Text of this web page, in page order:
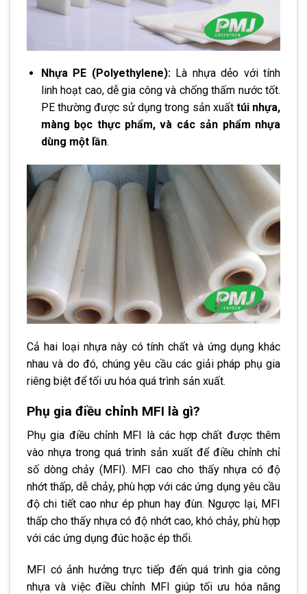
Nhựa PE (Polyethylene):Là nhựa dẻo với tính
linh hoạt cao, dễ gia công và chống thấm nước tốt.
PE thường được sử dụng trong sản xuấttúi nhựa,
màng bọc thực phẩm, và các sản phẩm nhựa
dùng một lần.
Cả hai loại nhựa này có tính chất và ứng dụng khác
nhau và do đó, chúng yêu cầu các giải pháp phụ gia
riêng biệt để tối ưu hóa quá trình sản xuất.
Phụ gia điều chỉnh MFI là gì?
Phụ gia điều chỉnh MFI là các hợp chất được thêm
vào nhựa trong quá trình sản xuất để điều chỉnh chỉ
số dòng chảy (MFI). MFI cao cho thấy nhựa có độ
nhớt thấp, dễ chảy, phù hợp với các ứng dụng yêu cầu
độ chi tiết cao như ép phun hay đùn. Ngược lại, MFI
thấp cho thấy nhựa có độ nhớt cao, khó chảy, phù hợp
với các ứng dụng đúc hoặc ép thổi.
MFI có ảnh hưởng trực tiếp đến quá trình gia công
nhựa và việc điều chỉnh MFI giúp tối ưu hóa năng